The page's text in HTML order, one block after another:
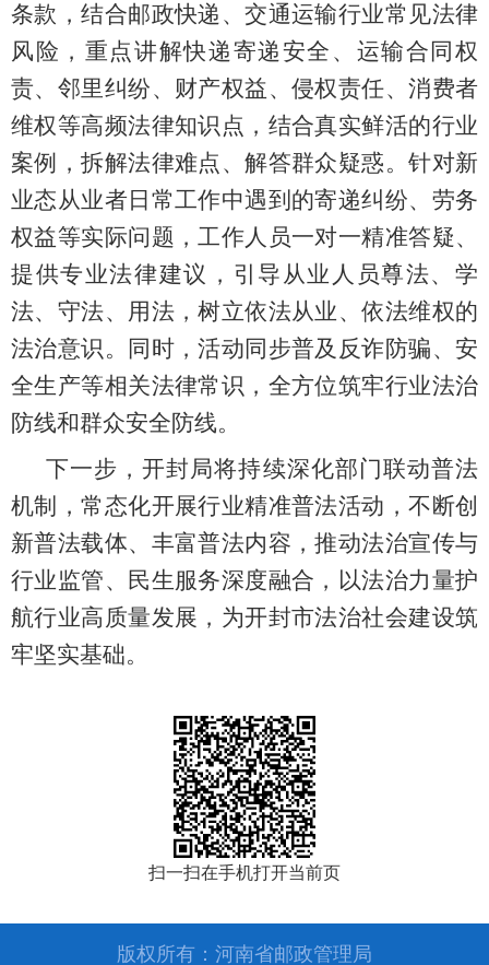
条款，结合邮政快递、交通运输行业常见法律
风险，重点讲解快递寄递安全、运输合同权
责、邻里纠纷、财产权益、侵权责任、消费者
维权等高频法律知识点，结合真实鲜活的行业
案例，拆解法律难点、解答群众疑惑。针对新
业态从业者日常工作中遇到的寄递纠纷、劳务
权益等实际问题，工作人员一对一精准答疑、
提供专业法律建议，引导从业人员尊法、学
法、守法、用法，树立依法从业、依法维权的
法治意识。同时，活动同步普及反诈防骗、安
全生产等相关法律常识，全方位筑牢行业法治
防线和群众安全防线。
下一步，开封局将持续深化部门联动普法
机制，常态化开展行业精准普法活动，不断创
新普法载体、丰富普法内容，推动法治宣传与
行业监管、民生服务深度融合，以法治力量护
航行业高质量发展，为开封市法治社会建设筑
牢坚实基础。
扫一扫在手机打开当前页
版权所有：河南省邮政管理局